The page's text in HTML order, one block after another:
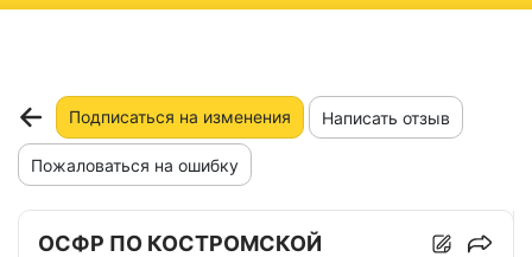
Подписаться на изменения Написать отзыв
Пожаловаться на ошибку
ОСФР ПО КОСТРОМСКОЙ